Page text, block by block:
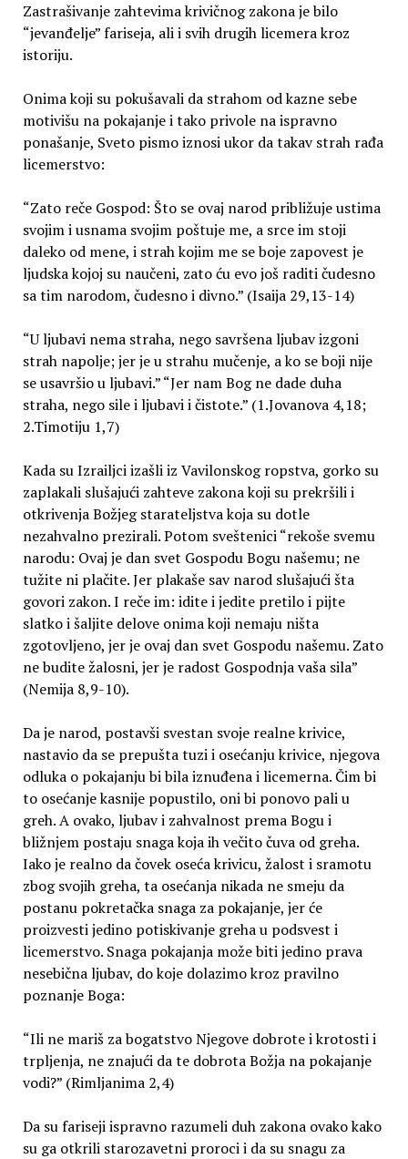
Zastrašivanje zahtevima krivičnog zakona je bilo
“jevanđelje” fariseja, ali i svih drugih licemera kroz
istoriju.
Onima koji su pokušavali da strahom od kazne sebe
motivišu na pokajanje i tako privole na ispravno
ponašanje, Sveto pismo iznosi ukor da takav strah rađa
licemerstvo:
“Zato reče Gospod: Što se ovaj narod približuje ustima
svojim i usnama svojim poštuje me, a srce im stoji
daleko od mene, i strah kojim me se boje zapovest je
ljudska kojoj su naučeni, zato ću evo još raditi čudesno
sa tim narodom, čudesno i divno.” (Isaija 29,13-14)
“U ljubavi nema straha, nego savršena ljubav izgoni
strah napolje; jer je u strahu mučenje, a ko se boji nije
se usavršio u ljubavi.” “Jer nam Bog ne dade duha
straha, nego sile i ljubavi i čistote.” (1.Jovanova 4,18;
2.Timotiju 1,7)
Kada su Izrailjci izašli iz Vavilonskog ropstva, gorko su
zaplakali slušajući zahteve zakona koji su prekršili i
otkrivenja Božjeg starateljstva koja su dotle
nezahvalno prezirali. Potom sveštenici “rekoše svemu
narodu: Ovaj je dan svet Gospodu Bogu našemu; ne
tužite ni plačite. Jer plakaše sav narod slušajući šta
govori zakon. I reče im: idite i jedite pretilo i pijte
slatko i šaljite delove onima koji nemaju ništa
zgotovljeno, jer je ovaj dan svet Gospodu našemu. Zato
ne budite žalosni, jer je radost Gospodnja vaša sila”
(Nemija 8,9-10).
Da je narod, postavši svestan svoje realne krivice,
nastavio da se prepušta tuzi i osećanju krivice, njegova
odluka o pokajanju bi bila iznuđena i licemerna. Čim bi
to osećanje kasnije popustilo, oni bi ponovo pali u
greh. A ovako, ljubav i zahvalnost prema Bogu i
bližnjem postaju snaga koja ih večito čuva od greha.
Iako je realno da čovek oseća krivicu, žalost i sramotu
zbog svojih greha, ta osećanja nikada ne smeju da
postanu pokretačka snaga za pokajanje, jer će
proizvesti jedino potiskivanje greha u podsvest i
licemerstvo. Snaga pokajanja može biti jedino prava
nesebična ljubav, do koje dolazimo kroz pravilno
poznanje Boga:
“Ili ne mariš za bogatstvo Njegove dobrote i krotosti i
trpljenja, ne znajući da te dobrota Božja na pokajanje
vodi?” (Rimljanima 2,4)
Da su fariseji ispravno razumeli duh zakona ovako kako
su ga otkrili starozavetni proroci i da su snagu za